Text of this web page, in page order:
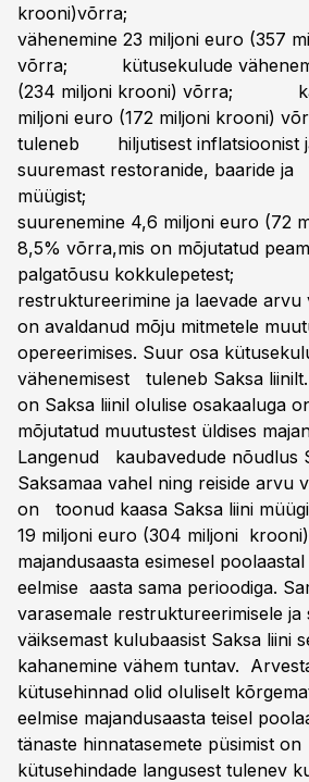
krooni)võrra;
vähenemine 23 miljoni euro (357
võrra; kütusekulude
(234 miljoni krooni) võrra;
miljoni euro (172 miljoni krooni)
tuleneb hiljutisest inflatsioonist
suuremast restoranide, baaride
müügist;
suurenemine 4,6 miljoni euro (72
8,5% võrra,mis on mõjutatud
palgatõusu kokkulepetest;
restruktureerimine ja laevade arvu
on avaldanud mõju mitmetele
opereerimises. Suur osa
vähenemisest tuleneb Saksa
on Saksa liinil olulise osakaaluga
mõjutatud muutustest üldises
Langenud kaubavedude nõudlus
Saksamaa vahel ning reiside arvu
on toonud kaasa Saksa liini
19 miljoni euro (304 miljoni
majandusaasta esimesel
eelmise aasta sama perioodiga.
varasemale restruktureerimisele
väiksemast kulubaasist Saksa liini
kahanemine vähem tuntav.
kütusehinnad olid oluliselt
eelmise majandusaasta teisel
tänaste hinnatasemete püsimist
kütusehindade langusest tulenev